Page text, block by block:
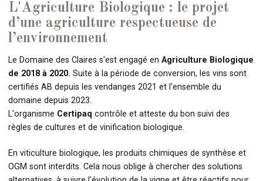
L'Agriculture Biologique : le projet
d’une agriculture respectueuse de
l’environnement
Le Domaine des Claires s'est engagé enAgriculture Biologique
de 2018 à 2020.Suite à la période de conversion, les vins sont
certifiés AB depuis les vendanges 2021 et l'ensemble du
domaine depuis 2023.
L'organisme Certipaq contrôle et atteste du bon suivi des
règles de cultures et de vinification biologique.
En viticulture biologique, les produits chimiques de synthèse et
OGM sont interdits. Cela nous oblige à chercher des solutions